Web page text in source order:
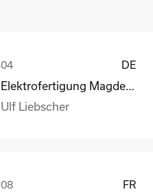
DE
Elektrofertigung Magdeburg GmbH
Ulf Liebscher
FR